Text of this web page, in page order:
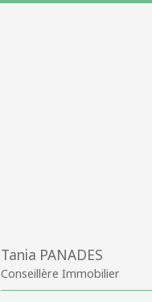
Tania PANADES
Conseillère Immobilier